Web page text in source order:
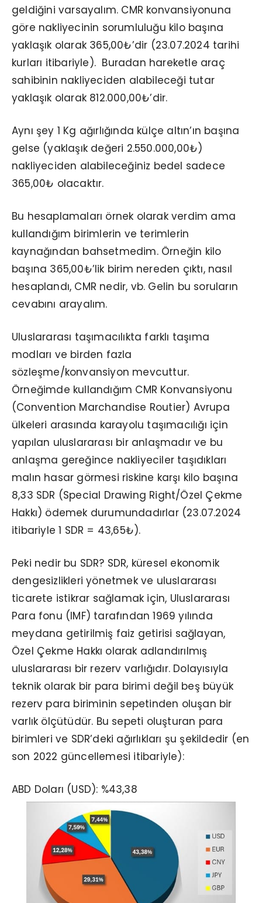
geldiğini varsayalım. CMR konvansiyonuna
göre nakliyecinin sorumluluğu kilo başına
yaklaşık olarak 365,00₺’dir (23.07.2024 tarihi
kurları itibariyle). Buradan hareketle araç
sahibinin nakliyeciden alabileceği tutar
yaklaşık olarak 812.000,00₺’dir.
Aynı şey 1 Kg ağırlığında külçe altın’ın başına
gelse (yaklaşık değeri 2.550.000,00₺)
nakliyeciden alabileceğiniz bedel sadece
365,00₺ olacaktır.
Bu hesaplamaları örnek olarak verdim ama
kullandığım birimlerin ve terimlerin
kaynağından bahsetmedim. Örneğin kilo
başına 365,00₺’lik birim nereden çıktı, nasıl
hesaplandı, CMR nedir, vb. Gelin bu soruların
cevabını arayalım.
Uluslararası taşımacılıkta farklı taşıma
modları ve birden fazla
sözleşme/konvansiyon mevcuttur.
Örneğimde kullandığım CMR Konvansiyonu
(Convention Marchandise Routier) Avrupa
ülkeleri arasında karayolu taşımacılığı için
yapılan uluslararası bir anlaşmadır ve bu
anlaşma gereğince nakliyeciler taşıdıkları
malın hasar görmesi riskine karşı kilo başına
8,33 SDR (Special Drawing Right/Özel Çekme
Hakkı) ödemek durumundadırlar (23.07.2024
itibariyle 1 SDR = 43,65₺).
Peki nedir bu SDR? SDR, küresel ekonomik
dengesizlikleri yönetmek ve uluslararası
ticarete istikrar sağlamak için, Uluslararası
Para fonu (IMF) tarafından 1969 yılında
meydana getirilmiş faiz getirisi sağlayan,
Özel Çekme Hakkı olarak adlandırılmış
uluslararası bir rezerv varlığıdır. Dolayısıyla
teknik olarak bir para birimi değil beş büyük
rezerv para biriminin sepetinden oluşan bir
varlık ölçütüdür. Bu sepeti oluşturan para
birimleri ve SDR’deki ağırlıkları şu şekildedir (en
son 2022 güncellemesi itibariyle):
ABD Doları (USD): %43,38